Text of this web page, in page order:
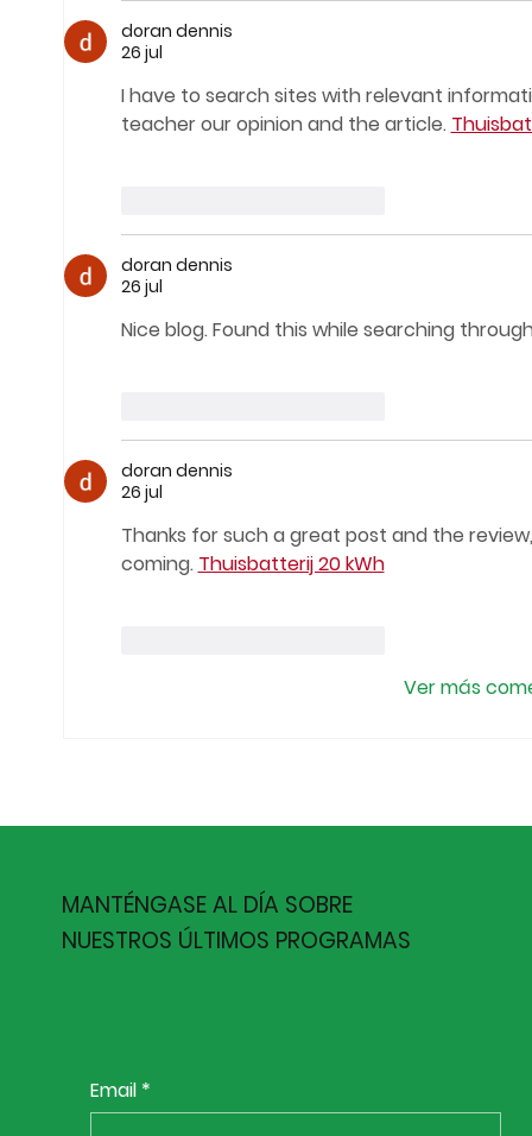
doran dennis
26 jul
I have to search sites with relevant
teacher our opinion and the article.
doran dennis
26 jul
Nice blog. Found this while searching
doran dennis
26 jul
Thanks for such a great post and the
coming. Thuisbatterij 20 kWh
Ver más
MANTÉNGASE AL DÍA SOBRE
NUESTROS ÚLTIMOS PROGRAMAS
Email *